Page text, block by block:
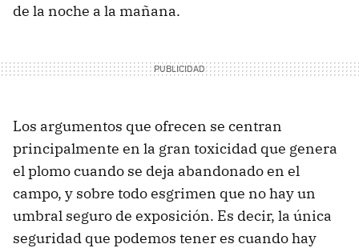
de la noche a la mañana.
Los argumentos que ofrecen se centran
principalmente en la gran toxicidad que genera
el plomo cuando se deja abandonado en el
campo, y sobre todo esgrimen que no hay un
umbral seguro de exposición. Es decir, la única
seguridad que podemos tener es cuando hay